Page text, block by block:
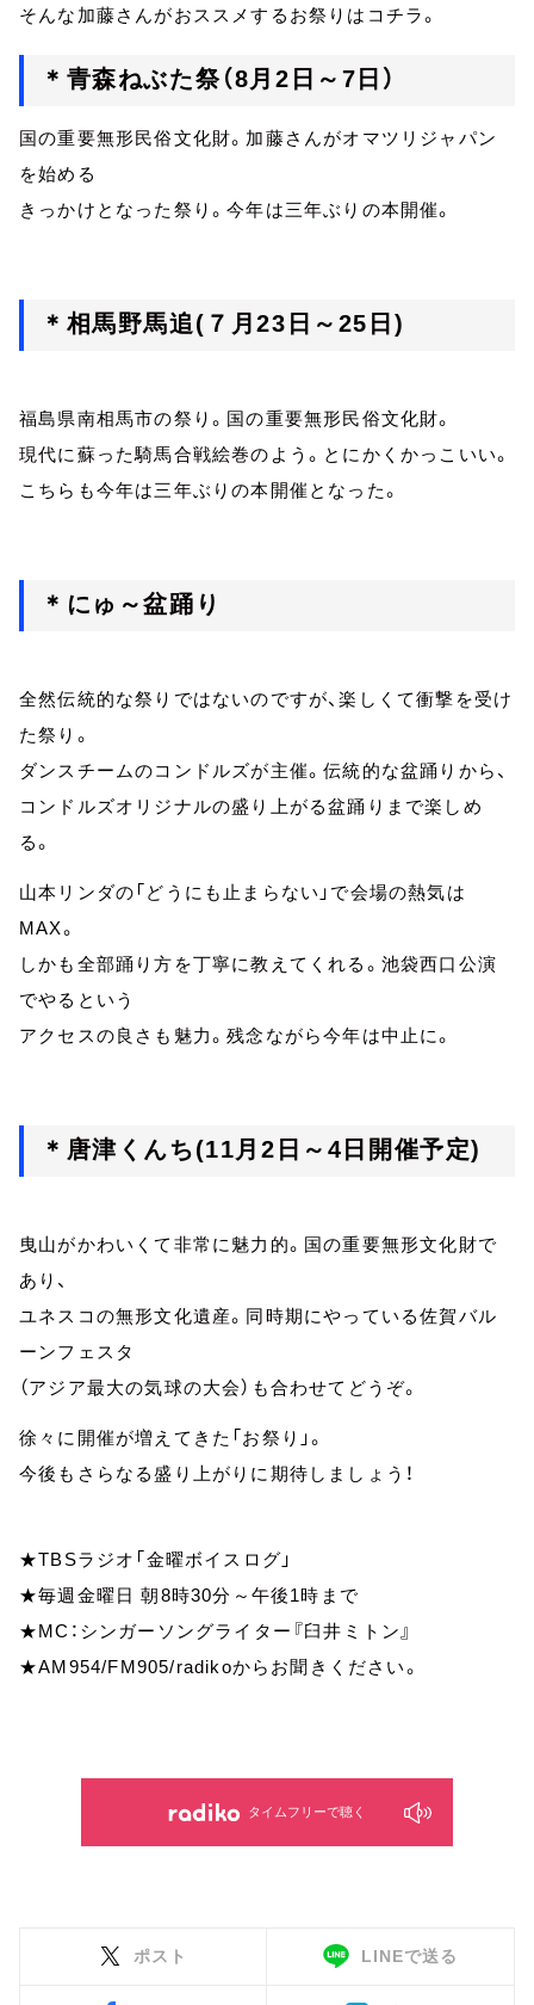
そんな加藤さんがおススメするお祭りはコチラ。
＊青森ねぶた祭（8月2日～7日）
国の重要無形民俗文化財。加藤さんがオマツリジャパン
を始める
きっかけとなった祭り。今年は三年ぶりの本開催。
＊相馬野馬追(７月23日～25日)
福島県南相馬市の祭り。国の重要無形民俗文化財。
現代に蘇った騎馬合戦絵巻のよう。とにかくかっこいい。
こちらも今年は三年ぶりの本開催となった。
＊にゅ～盆踊り
全然伝統的な祭りではないのですが、楽しくて衝撃を受け
た祭り。
ダンスチームのコンドルズが主催。伝統的な盆踊りから、
コンドルズオリジナルの盛り上がる盆踊りまで楽しめ
る。
山本リンダの「どうにも止まらない」で会場の熱気は
MAX。
しかも全部踊り方を丁寧に教えてくれる。池袋西口公演
でやるという
アクセスの良さも魅力。残念ながら今年は中止に。
＊唐津くんち(11月2日～4日開催予定)
曳山がかわいくて非常に魅力的。国の重要無形文化財で
あり、
ユネスコの無形文化遺産。同時期にやっている佐賀バル
ーンフェスタ
（アジア最大の気球の大会）も合わせてどうぞ。
徐々に開催が増えてきた「お祭り」。
今後もさらなる盛り上がりに期待しましょう！
★TBSラジオ「金曜ボイスログ」
★毎週金曜日 朝8時30分～午後1時まで
★MC：シンガーソングライター『臼井ミトン』
★AM954/FM905/radikoからお聞きください。
タイムフリーで聴く
ポスト LINEで送る